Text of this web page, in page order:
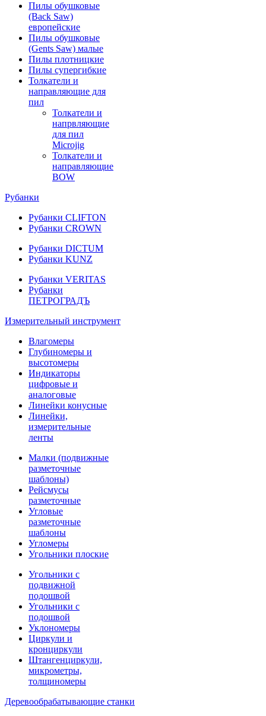
Пилы обушковые
(Back Saw)
европейские
Пилы обушковые
(Gents Saw) малые
Пилы плотницкие
Пилы супергибкие
Толкатели и
направляющие для
пил
Толкатели и
напрвляющие
для пил
Microjig
Толкатели и
направляющие
BOW
Рубанки
Рубанки CLIFTON
Рубанки CROWN
Рубанки DICTUM
Рубанки KUNZ
Рубанки VERITAS
Рубанки
ПЕТРОГРАДЪ
Измерительный инструмент
Влагомеры
Глубиномеры и
высотомеры
Индикаторы
цифровые и
аналоговые
Линейки конусные
Линейки,
измерительные
ленты
Малки (подвижные
разметочные
шаблоны)
Рейсмусы
разметочные
Угловые
разметочные
шаблоны
Угломеры
Угольники плоские
Угольники с
подвижной
подошвой
Угольники с
подошвой
Уклономеры
Циркули и
кронциркули
Штангенциркули,
микрометры,
толщиномеры
Деревообрабатывающие станки